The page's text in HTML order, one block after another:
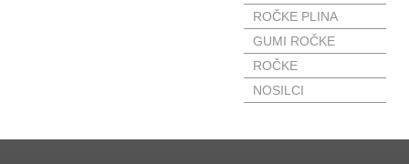
ROČKE PLINA
GUMI ROČKE
ROČKE
NOSILCI